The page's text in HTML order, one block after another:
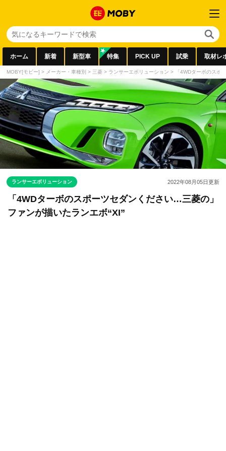
ホーム 新着 新型車 特集 PICK UP 試乗 取材レ
MOBY[モビー] > メーカー・車種別 > 三菱 > ランサーエボリューション > 「4WDターボのスポ
ランサーエボリューション 2022年08月05日更新
「4WDターボのスポーツセダンください…三菱の」
ファンが描いたランエボ“XI”